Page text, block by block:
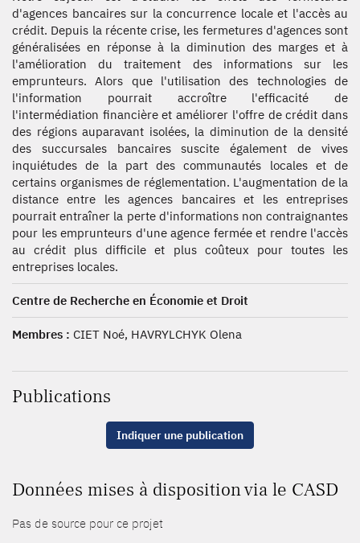
d'agences bancaires sur la concurrence locale et l'accès au
crédit. Depuis la récente crise, les fermetures d'agences sont
généralisées en réponse à la diminution des marges et à
l'amélioration du traitement des informations sur les
emprunteurs. Alors que l'utilisation des technologies de
l'information pourrait accroître l'efficacité de
l'intermédiation financière et améliorer l'offre de crédit dans
des régions auparavant isolées, la diminution de la densité
des succursales bancaires suscite également de vives
inquiétudes de la part des communautés locales et de
certains organismes de réglementation. L'augmentation de la
distance entre les agences bancaires et les entreprises
pourrait entraîner la perte d'informations non contraignantes
pour les emprunteurs d'une agence fermée et rendre l'accès
au crédit plus difficile et plus coûteux pour toutes les
entreprises locales.
Centre de Recherche en Économie et Droit
Membres : CIET Noé, HAVRYLCHYK Olena
Publications
Indiquer une publication
Données mises à disposition via le CASD
Pas de source pour ce projet